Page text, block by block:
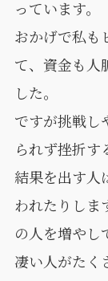
っています。
おかげで私も
て、資金も人
した。
ですが挑戦し
られず挫折す
結果を出す人
われたりしま
の人を増やし
凄い人がたく